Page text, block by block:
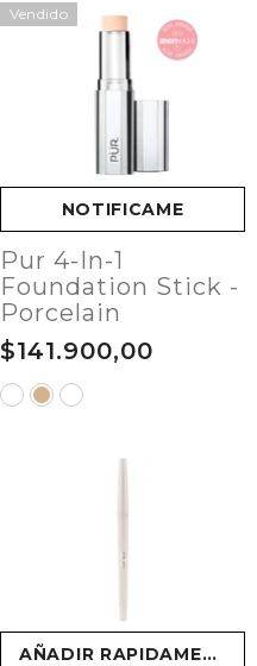
Vendido
NOTIFICAME
Pur 4-In-1
Foundation Stick -
Porcelain
$141.900,00
AÑADIR RAPIDAMENTE